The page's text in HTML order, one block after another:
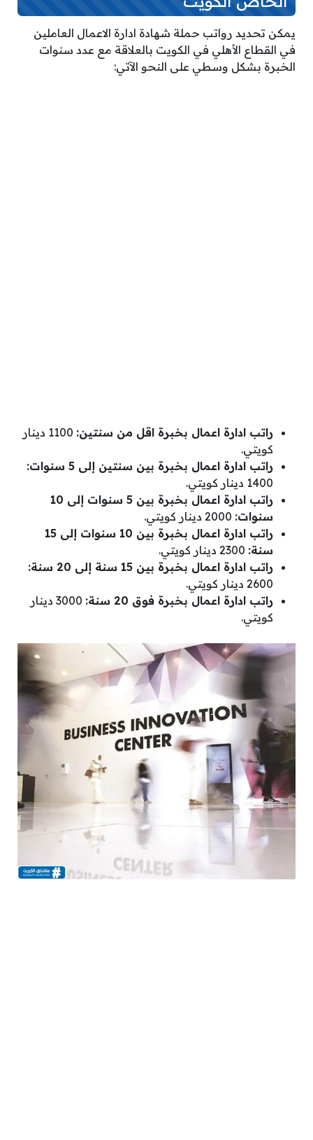
يمكن تحديد رواتب حملة شهادة ادارة الاعمال العاملين
في القطاع الأهلي في الكويت بالعلاقة مع عدد سنوات
الخبرة بشكل وسطي على النحو الآتي:
راتب ادارة اعمال بخبرة اقل من سنتين:
1100 دينار
كويتي.
راتب ادارة اعمال بخبرة بين سنتين إلى 5 سنوات:
1400 دينار كويتي.
راتب ادارة اعمال بخبرة بين 5 سنوات إلى 10
سنوات:
راتب ادارة اعمال بخبرة بين 10 سنوات إلى 15
سنة:
راتب ادارة اعمال بخبرة بين 15 سنة إلى 20 سنة:
2600 دينار كويتي.
راتب ادارة اعمال بخبرة فوق 20 سنة:
3000 دينار
كويتي.